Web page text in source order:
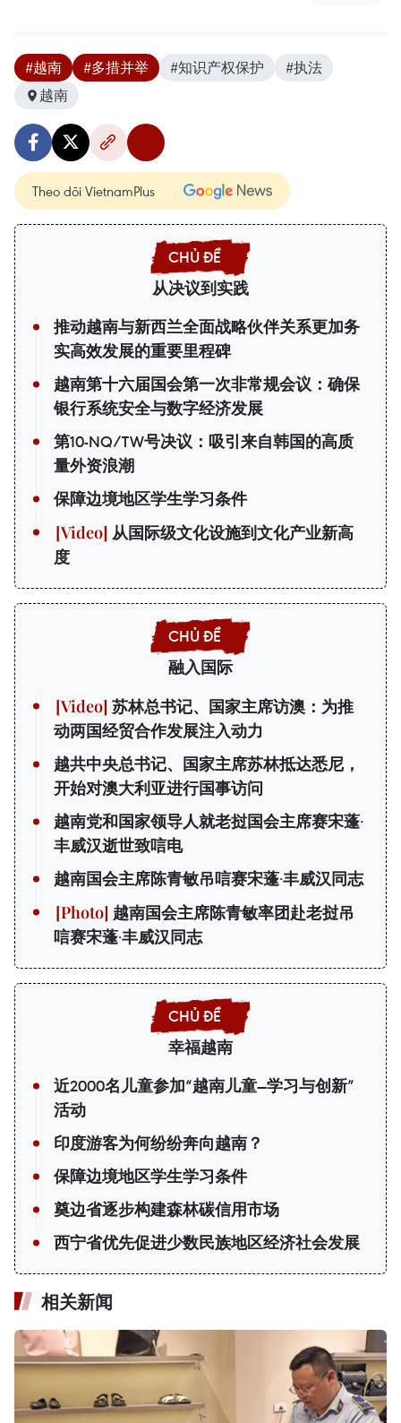
#越南 #多措并举 #知识产权保护
#执法
越南
Theo dõi VietnamPlus
从决议到实践
推动越南与新西兰全面战略伙伴关系更加务
实高效发展的重要里程碑
越南第十六届国会第一次非常规会议：确保
银行系统安全与数字经济发展
第10-NQ/TW号决议：吸引来自韩国的高质
量外资浪潮
保障边境地区学生学习条件
从国际级文化设施到文化产业新高
度
融入国际
苏林总书记、国家主席访澳：为推
动两国经贸合作发展注入动力
越共中央总书记、国家主席苏林抵达悉尼，
开始对澳大利亚进行国事访问
越南党和国家领导人就老挝国会主席赛宋蓬·
丰威汉逝世致唁电
越南国会主席陈青敏吊唁赛宋蓬·丰威汉同志
越南国会主席陈青敏率团赴老挝吊
唁赛宋蓬·丰威汉同志
幸福越南
近2000名儿童参加“越南儿童—学习与创新”
活动
印度游客为何纷纷奔向越南？
保障边境地区学生学习条件
奠边省逐步构建森林碳信用市场
西宁省优先促进少数民族地区经济社会发展
相关新闻